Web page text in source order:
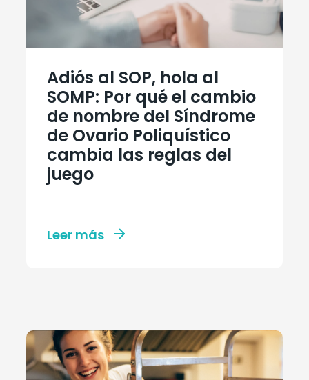
Adiós al SOP, hola al
SOMP: Por qué el cambio
de nombre del Síndrome
de Ovario Poliquístico
cambia las reglas del
juego
Leer más